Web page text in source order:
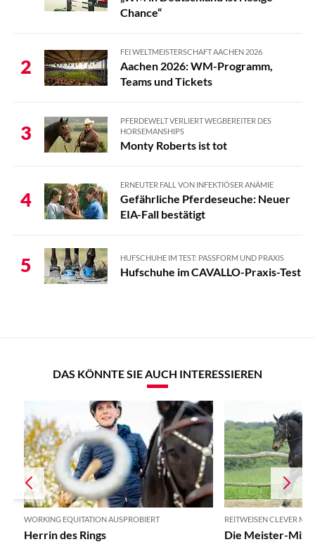
Chance“
2
FEI WELTMEISTERSCHAFT AACHEN 2026
Aachen 2026: WM-Programm,
Teams und Tickets
3
PFERDEWELT VERLIERT WEGBEREITER DES
HORSEMANSHIPS
Monty Roberts ist tot
4
ERNEUTER FALL VON INFEKTIÖSER ANÄMIE
Gefährliche Pferdeseuche: Neuer
EIA-Fall bestätigt
5 HUFSCHUHE IM TEST: PASSFORM UND PRAXIS
Hufschuhe im CAVALLO-Praxis-Test
DAS KÖNNTE SIE AUCH INTERESSIEREN
WORKING EQUITATION AUSPROBIERT
Herrin des Rings
REITWEISEN CLEVER
Die Meister-